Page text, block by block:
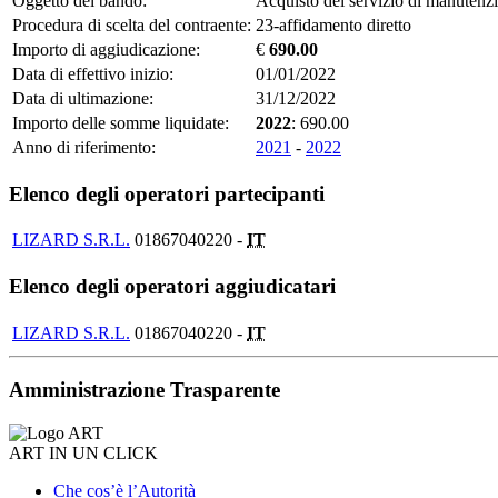
Procedura di scelta del contraente: 23-affidamento diretto
Importo di aggiudicazione:
€ 690.00
Data di effettivo inizio:
01/01/2022
Data di ultimazione:
31/12/2022
Importo delle somme liquidate:
2022: 690.00
Anno di riferimento:
2021 - 2022
Elenco degli operatori partecipanti
LIZARD S.R.L. 01867040220 - IT
Elenco degli operatori aggiudicatari
LIZARD S.R.L. 01867040220 - IT
Amministrazione Trasparente
ART IN UN CLICK
Che cos’è l’Autorità